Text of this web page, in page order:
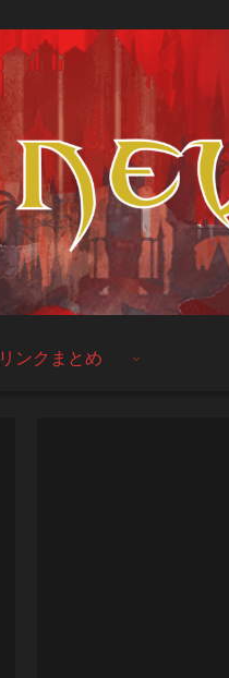
リンクまとめ